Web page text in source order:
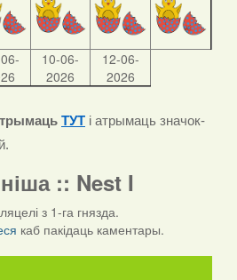
10-06-
2026
12-06-
2026
ТУТ і атрымаць значок-
:: Nest I
з 1-га гнязда.
каб пакідаць каментары.